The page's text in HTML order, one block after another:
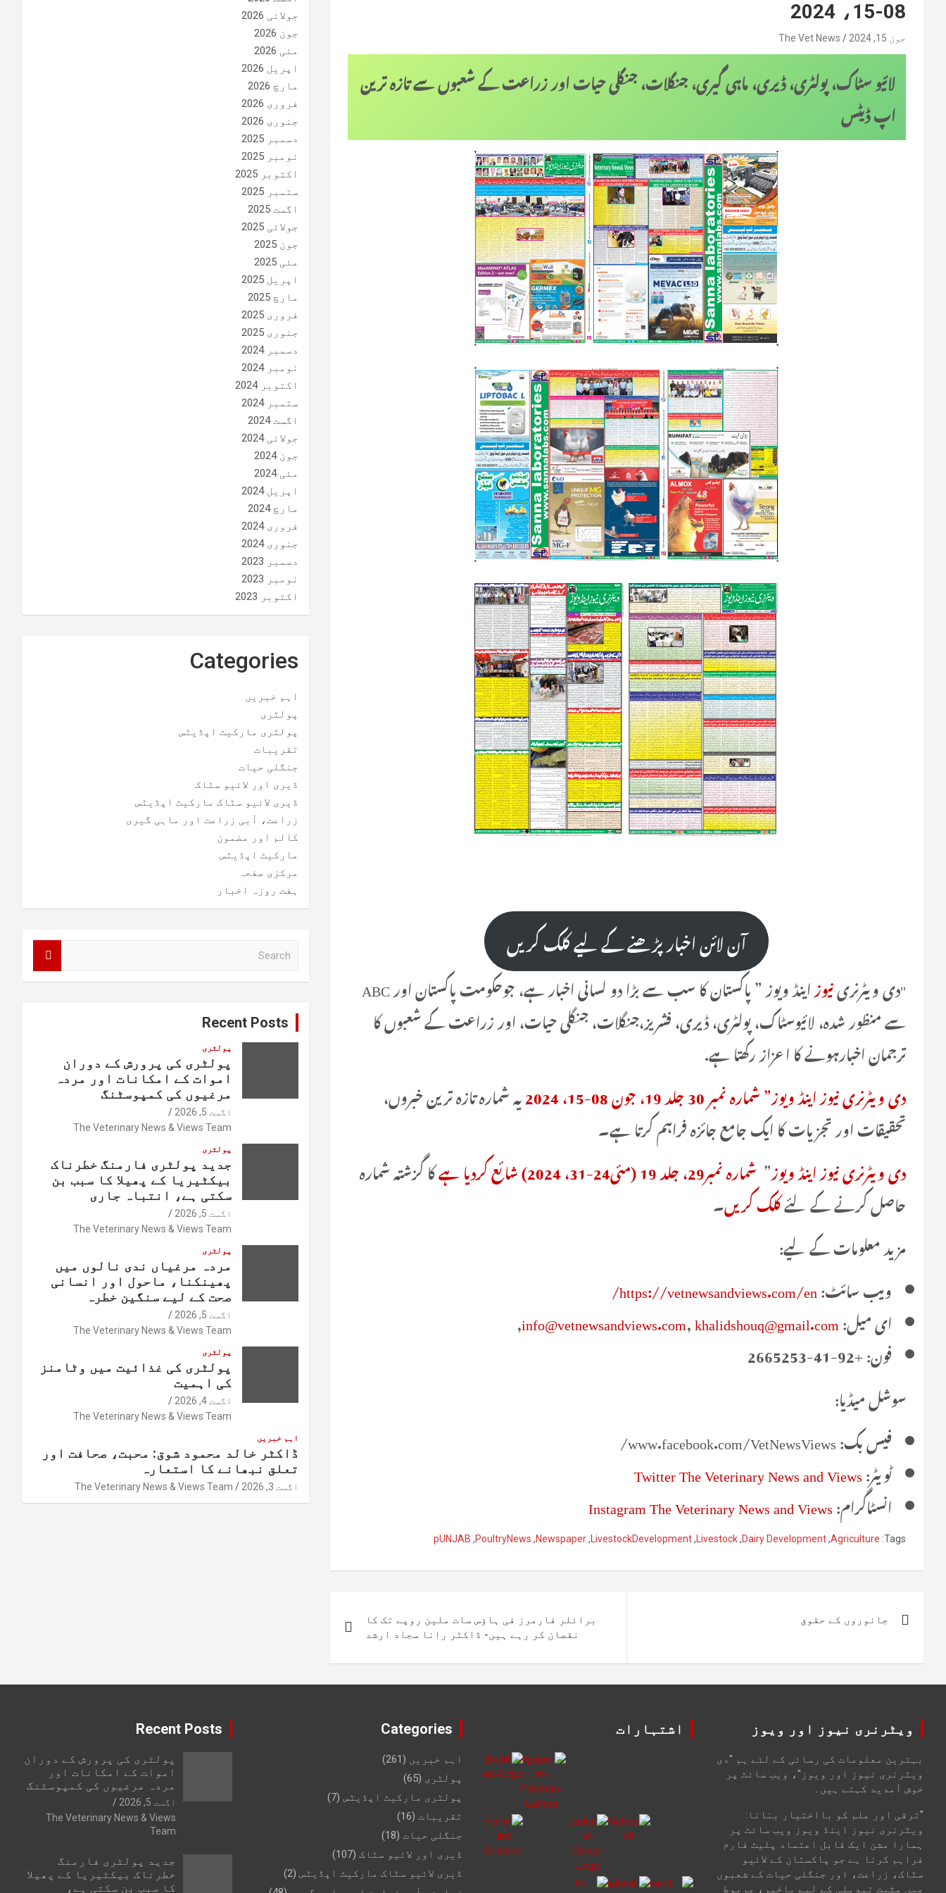
08-15، 2024
جون 15, 2024 The Vet News
لائیو سٹاک، پولٹری، ڈیری، ماہی گیری، جنگلات، جنگلی حیات اور زراعت کے شعبوں سے تازہ ترین
اپ ڈیٹس
آن لائن اخبار پڑھنے کے لیے کلک کریں
"دی ویٹرنرینیوز
اینڈ ویوز ” پاکستان کا سب سے بڑا دو لسانی اخبار ہے، جوحکومت پاکستان اور ABC
سے منظور شده، لائیوسٹاک، پولٹری، ڈیری، فشریز،جنگلات، جنگلی حیات، اور زراعت کے شعبوں کا
ترجمان اخبارہونے کا اعزاز رکھتا ہے.
دی ویٹرنری نیوز اینڈ ویوز” شمارہ نمبر 30 جلد 19، جون 08-15، 2024
یہ شمارہ تازہ ترین خبروں،
تحقیقات اور تجزیات کا ایک جامع جائزہ فراہم کرتا ہے۔
دی ویٹرنری نیوز اینڈ ویوز” شمارہ نمبر29، جلد 19 (مئی24-31، 2024) شائع كرديا ہے
کا گزشتہ شمارہ
حاصل کرنے کے لئےکلک کریں۔
مزید معلومات کے لیے:
ویب سائٹ:https://vetnewsandviews.com/en/
ای میل:
info@vetnewsandviews.com,khalidshouq@gmail.com
,
فون: +92-41-2665253
سوشل میڈیا:
فیس بک: www.facebook.com/VetNewsViews/
ٹویٹر:Twitter The Veterinary News and Views
انسٹاگرام:Instagram The Veterinary News and Views
Tags:
Agriculture
,
Dairy Development
,
Livestock
,
LivestockDevelopment
,
Newspaper
,
PoultryNews
,
pUNJAB
کی
نیویگیشن
جانوروں کے حقوق
برائلر فارمرز فی ہاؤس سات ملین روپے تک کا
نقصان کر رہے ہیں- ڈاکٹر رانا سجاد ارشد
جولائی 2026
جون 2026
مئی 2026
اپریل 2026
مارچ 2026
فروری 2026
جنوری 2026
دسمبر 2025
نومبر 2025
اکتوبر 2025
ستمبر 2025
اگست 2025
جولائی 2025
جون 2025
مئی 2025
اپریل 2025
مارچ 2025
فروری 2025
جنوری 2025
دسمبر 2024
نومبر 2024
اکتوبر 2024
ستمبر 2024
اگست 2024
جولائی 2024
جون 2024
مئی 2024
اپریل 2024
مارچ 2024
فروری 2024
جنوری 2024
دسمبر 2023
نومبر 2023
اکتوبر 2023
Categories
اہم خبریں
پولٹری
پولٹری مارکیٹ اپڈیٹس
تقریبات
جنگلی حیات
ڈیری اور لائیو سٹاک
ڈیری لائیو سٹاک مارکیٹ اپڈیٹس
زراعت، آبی زراعت اور ماہی گیری
کالم اور مضمون
مارکیٹ اپڈیٹس
مرکزی صفحہ
ہفت روزہ اخبار
Recent Posts
پولٹری
پولٹری کی پرورش کے دوران
اموات کے امکانات اور مردہ
مرغیوں کی کمپوسٹنگ
اگست 5, 2026
The Veterinary News & Views Team
پولٹری
جدید پولٹری فارمنگ خطرناک
بیکٹیریا کے پھیلا کا سبب بن
سکتی ہے، انتباہ جاری
اگست 5, 2026
The Veterinary News & Views Team
پولٹری
مردہ مرغیاں ندی نالوں میں
پھینکنا، ماحول اور انسانی
صحت کے لیے سنگین خطرہ
اگست 5, 2026
The Veterinary News & Views Team
پولٹری
پولٹری کی غذائیت میں وٹامنز
کی اہمیت
اگست 4, 2026
The Veterinary News & Views Team
اہم خبریں
ڈاکٹر خالد محمود شوق: محبت، صحافت اور
تعلق نبھانے کا استعارہ
اگست 3, 2026 The Veterinary News & Views Team
ویٹرنری نیوز اور ویوز
بہترین معلومات کی رسائی کے لئے ہم "دی
ویٹرنری نیوز اور ویوز"، ویب سائٹ پر
خوش آمدید کہتے ہیں۔
"ترقی اور علم کو بااختیار بنانا:
ویٹرنری نیوز اینڈ ویوز ویب سائٹ پر
ہمارا مشن ایک قابل اعتماد پلیٹ فارم
فراہم کرنا ہے جو پاکستان کے لائیو
سٹاک، زراعت، اور جنگلی حیات کے شعبوں
میں مثبت تبدیلی کے لیے باخبر، مربوط
اشتہارات Categories
اہم خبریں (261)
پولٹری (65)
پولٹری مارکیٹ اپڈیٹس (7)
تقریبات (16)
جنگلی حیات (18)
ڈیری اور لائیو سٹاک (107)
ڈیری لائیو سٹاک مارکیٹ اپڈیٹس (2)
Recent Posts
پولٹری کی پرورش کے دوران
اموات کے امکانات اور
مردہ مرغیوں کی کمپوسٹنگ
اگست 5, 2026
The Veterinary News & Views
Team
جدید پولٹری فارمنگ
خطرناک بیکٹیریا کے پھیلا
کا سبب بن سکتی ہے،